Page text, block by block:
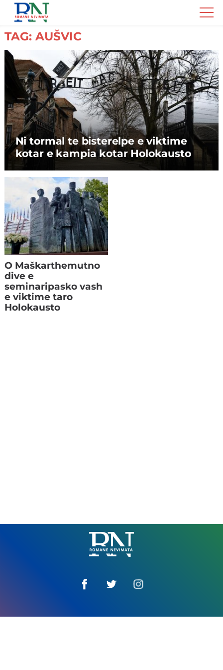
Romane
Nemivata
TAG: AUŠVIC
Ni tormal te bisterelpe e viktime
kotar e kampia kotar Holokausto
O Maškarthemutno
dive e
seminaripasko vash
e viktime taro
Holokausto
Romane
Nemivata